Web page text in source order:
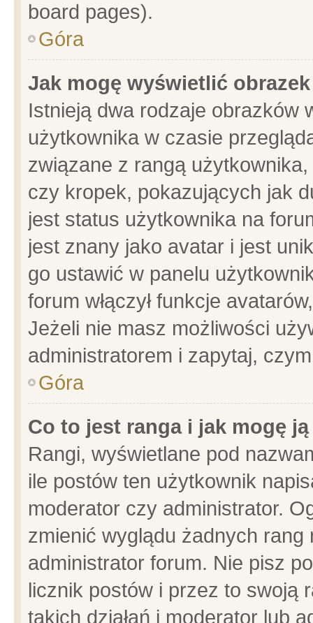
board pages).
Góra
Jak mogę wyświetlić
Istnieją dwa rodzaje obrazków
użytkownika w czasie
związane z rangą
czy kropek, pokazujących jak
jest status użytkownika na
jest znany jako avatar i jest
go ustawić w panelu
forum włączył funkcje
Jeżeli nie masz możliwości
administratorem i zapytaj,
Góra
Co to jest ranga i jak mogę
Rangi, wyświetlane pod
ile postów ten użytkownik
moderator czy administrator.
zmienić wyglądu żadnych
administrator forum. Nie pisz
licznik postów i przez to swoją
takich działań i moderator lub